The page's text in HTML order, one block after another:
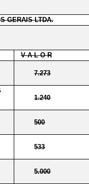
GERAIS LTDA.
V A L O R
7.273
1.240
500
533
5.000